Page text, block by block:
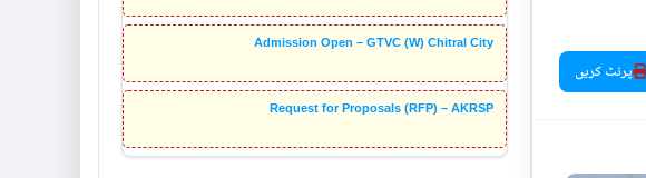
Admission Open – GTVC (W) Chitral City
Request for Proposals (RFP) – AKRSP
پرنٹ کریں